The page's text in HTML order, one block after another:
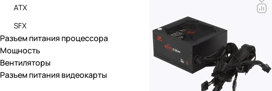
MSI
Ocypus
PHANTEKS
ATX
SFX
Разъем питания процессора
Мощность
Вентиляторы
Разъем питания видеокарты